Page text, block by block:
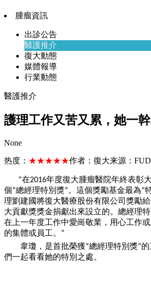
腫瘤資訊
出診公告
醫護推介
復大動態
媒體報導
行業動態
醫護推介
護理工作又苦又累，她一
None
热度： ★★★★★作者： 復大来源：
“在2016年度復大腫瘤醫院年終表彰
個“總經理特別獎”。這個獎勵基金最為“
理劉建國將復大醫療股份有限公司獎勵
大貢獻獎獎金捐獻出來設立的。總經理
在上一年度工作中愛崗敬業，用心工作
的集體或員工。 ”
韋瓊，是首批榮獲“總經理特別獎”
們一起看看她的特別之處。